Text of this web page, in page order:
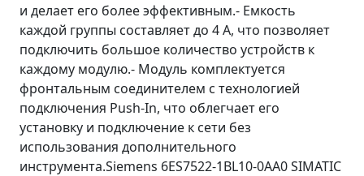
и делает его более эффективным.- Емкость
каждой группы составляет до 4 A, что позволяет
подключить большое количество устройств к
каждому модулю.- Модуль комплектуется
фронтальным соединителем с технологией
подключения Push-In, что облегчает его
установку и подключение к сети без
использования дополнительного
инструмента.Siemens 6ES7522-1BL10-0AA0 SIMATIC